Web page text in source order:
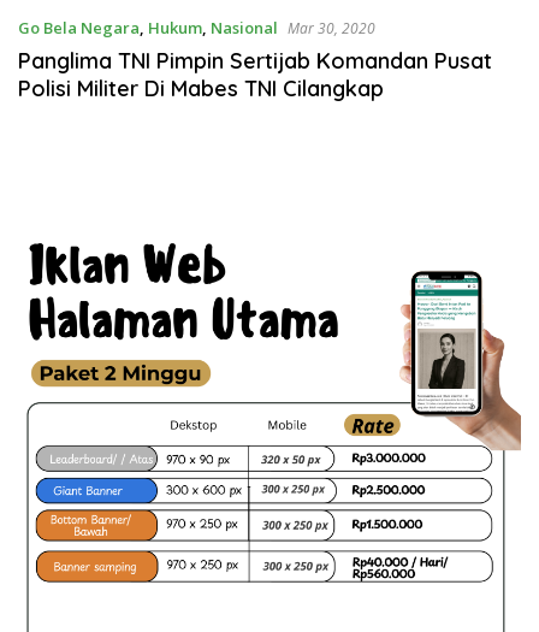
Go Bela Negara, Hukum, Nasional Mar 30, 2020
Panglima TNI Pimpin Sertijab Komandan Pusat
Polisi Militer Di Mabes TNI Cilangkap